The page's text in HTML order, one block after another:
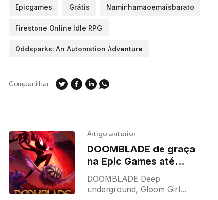
Epicgames Grátis Naminhamaoemaisbarato
Firestone Online Idle RPG
Oddsparks: An Automation Adventure
Compartilhar:
Artigo anterior
DOOMBLADE de graça
na Epic Games até
30/04/2026
DOOMBLADE Deep
underground, Gloom Girl